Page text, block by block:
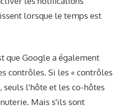
lorsque le temps est
que Google a également
contrôles. Si les « contrôles
seuls l'hôte et les co-hôtes
Mais s'ils sont